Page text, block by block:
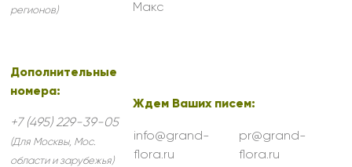
регионов)
Дополнительные
номера:
+7 (495) 229-39-05
(Для Москвы, Мос.
области и зарубежья)
Макс
Ждем Ваших писем:
info@grand-
flora.ru
pr@grand-
flora.ru